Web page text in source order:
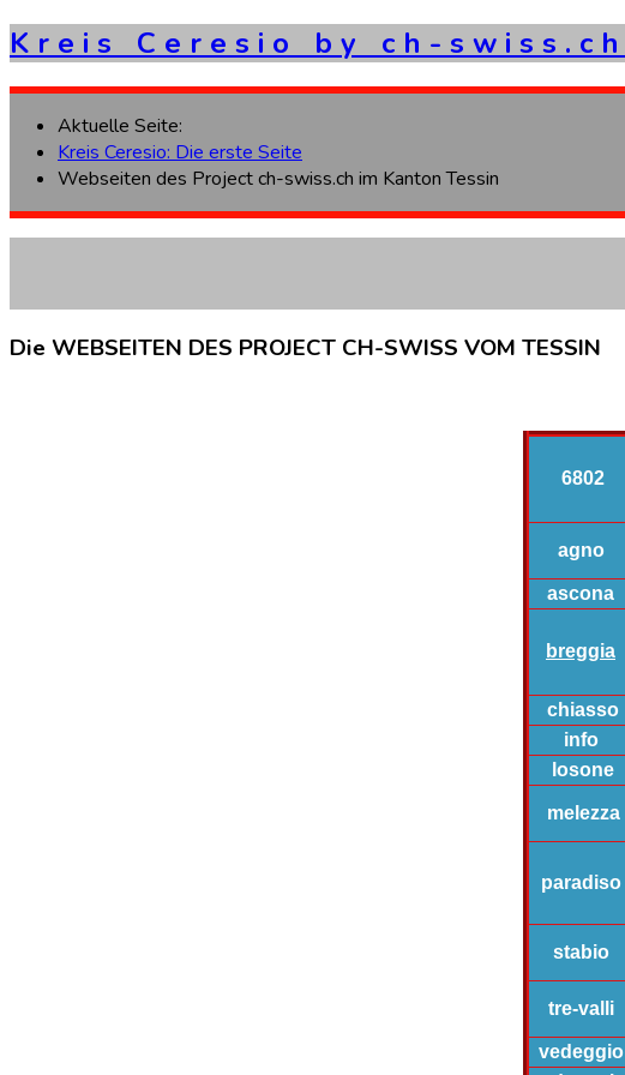
K r e i s C e r e s i o b y c h - s w i s s . c h
Aktuelle Seite:
Kreis Ceresio: Die erste Seite
Webseiten des Project ch-swiss.ch im Kanton Tessin
Die WEBSEITEN DES PROJECT CH-SWISS VOM TESSIN
6802
agno
ascona
breggia
chiasso
info
losone
melezza
paradiso
stabio
tre-valli
vedeggio